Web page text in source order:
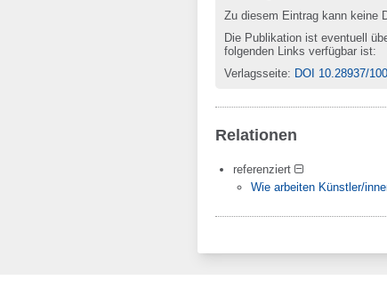
Zu diesem Eintrag kann keine
Die Publikation ist eventuell
folgenden Links verfügbar ist:
Verlagsseite: DOI 10.28937/
Relationen
referenziert
Wie arbeiten Künstler/